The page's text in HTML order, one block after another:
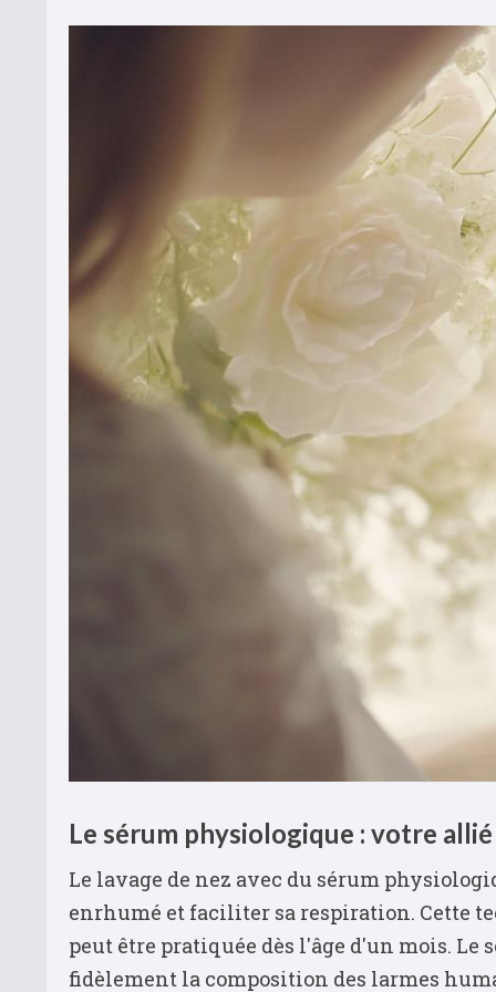
Le sérum physiologique : votre
Le lavage de nez avec du sérum
enrhumé et faciliter sa respiration. Cette
peut être pratiquée dès l'âge d'un mois.
fidèlement la composition des larmes